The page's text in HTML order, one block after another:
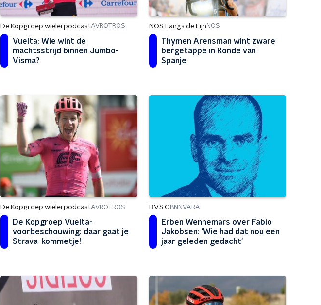
De Kopgroep wielerpodcastAVROTROS
Vuelta: Wie wint de
machtsstrijd binnen Jumbo-
Visma?
NOS Langs de Lijn NOS
Thymen Arensman wint zware
bergetappe in Ronde van
Spanje
De Kopgroep wielerpodcastAVROTROS
De Kopgroep Vuelta-
voorbeschouwing: daar gaat je
Strava-kommetje!
B.V.S.C.BNNVARA
Erben Wennemars over Fabio
Jakobsen: 'Wie had dat nou een
jaar geleden gedacht'